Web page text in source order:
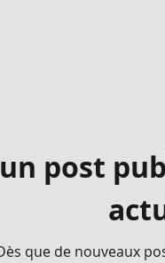
post
que de nouveaux